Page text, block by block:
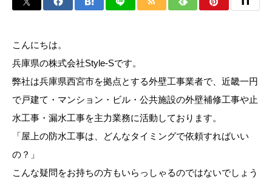
こんにちは。
兵庫県の株式会社Style-Sです。
弊社は兵庫県西宮市を拠点とする外壁工事業者で、近畿一円
で戸建て・マンション・ビル・公共施設の外壁補修工事や止
水工事・漏水工事を主力業務に活動しております。
「屋上の防水工事は、どんなタイミングで依頼すればいい
の？」
こんな疑問をお持ちの方もいらっしゃるのではないでしょう